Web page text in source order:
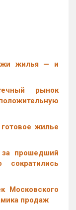
жилья — и
рынок
жилье
прошедший
Московского
продаж